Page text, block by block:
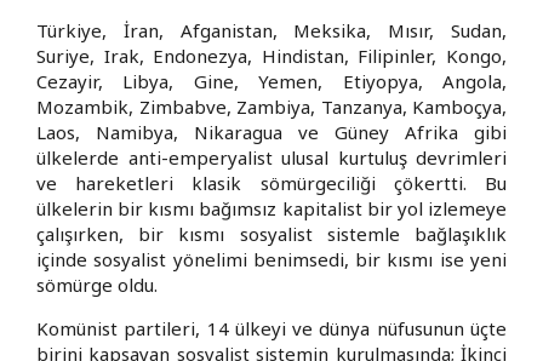
Türkiye, İran, Afganistan, Meksika, Mısır, Sudan,
Suriye, Irak, Endonezya, Hindistan, Filipinler, Kongo,
Cezayir, Libya, Gine, Yemen, Etiyopya, Angola,
Mozambik, Zimbabve, Zambiya, Tanzanya, Kamboçya,
Laos, Namibya, Nikaragua ve Güney Afrika gibi
ülkelerde anti-emperyalist ulusal kurtuluş devrimleri
ve hareketleri klasik sömürgeciliği çökertti. Bu
ülkelerin bir kısmı bağımsız kapitalist bir yol izlemeye
çalışırken, bir kısmı sosyalist sistemle bağlaşıklık
içinde sosyalist yönelimi benimsedi, bir kısmı ise yeni
sömürge oldu.
Komünist partileri, 14 ülkeyi ve dünya nüfusunun üçte
birini kapsayan sosyalist sistemin kurulmasında; İkinci